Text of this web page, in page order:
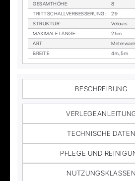
GE­SAMT­HÖ­HE:
8
TRITT­SCHALL­VER­BES­SE­RUNG:
29
STRUK­TUR:
Ve­lours
MA­XI­MA­LE LÄN­GE:
25m
ART:
Me­ter­wa­re
BREI­TE: 4m, 5m
BESCHREIBUNG
TECHNISCHE DATEN
PFLEGE UND
NUTZUNGSKLASSEN